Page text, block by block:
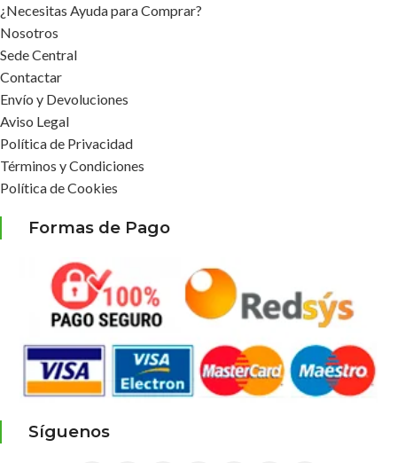
¿Necesitas Ayuda para Comprar?
Nosotros
Sede Central
Contactar
Envío y Devoluciones
Aviso Legal
Política de Privacidad
Términos y Condiciones
Política de Cookies
Formas de Pago
Síguenos